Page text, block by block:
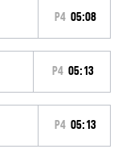
P4 05:08
P4 05:13
P4 05:13